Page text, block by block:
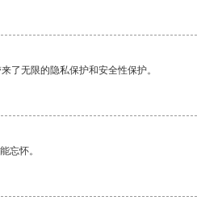
了无限的隐私保护和安全性保护。
忘怀。